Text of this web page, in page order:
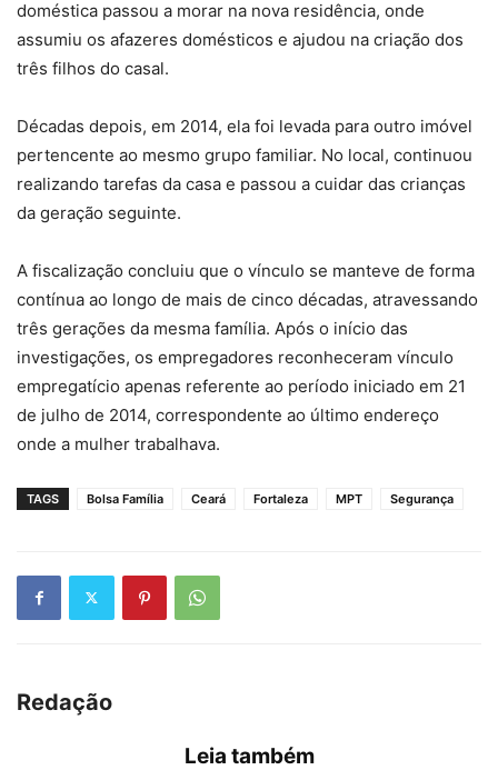
doméstica passou a morar na nova residência, onde
assumiu os afazeres domésticos e ajudou na criação dos
três filhos do casal.
Décadas depois, em 2014, ela foi levada para outro imóvel
pertencente ao mesmo grupo familiar. No local, continuou
realizando tarefas da casa e passou a cuidar das crianças
da geração seguinte.
A fiscalização concluiu que o vínculo se manteve de forma
contínua ao longo de mais de cinco décadas, atravessando
três gerações da mesma família. Após o início das
investigações, os empregadores reconheceram vínculo
empregatício apenas referente ao período iniciado em 21
de julho de 2014, correspondente ao último endereço
onde a mulher trabalhava.
TAGS Bolsa Família Ceará Fortaleza MPT Segurança
Redação
Leia também